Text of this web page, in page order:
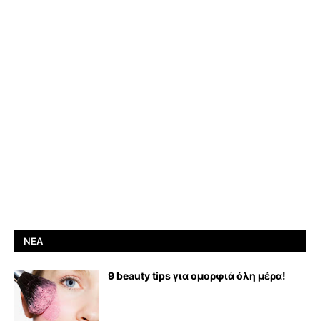
ΝΈΑ
9 beauty tips για ομορφιά όλη μέρα!